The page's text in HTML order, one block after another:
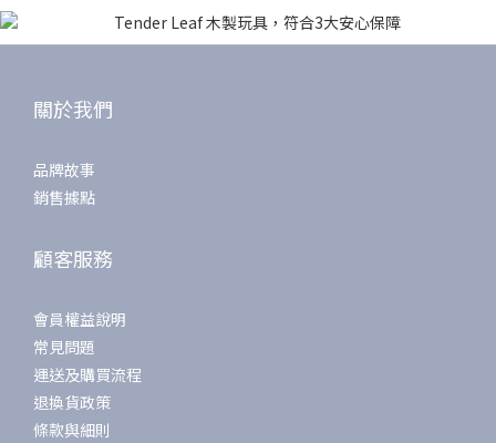
關於我們
品牌故事
銷售據點
顧客服務
會員權益說明
常見問題
運送及購買流程
退換貨政策
條款與細則